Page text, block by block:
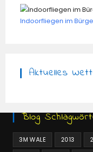
Indoorfliegen im
Aktuelles
Blog
3M WALE 2013